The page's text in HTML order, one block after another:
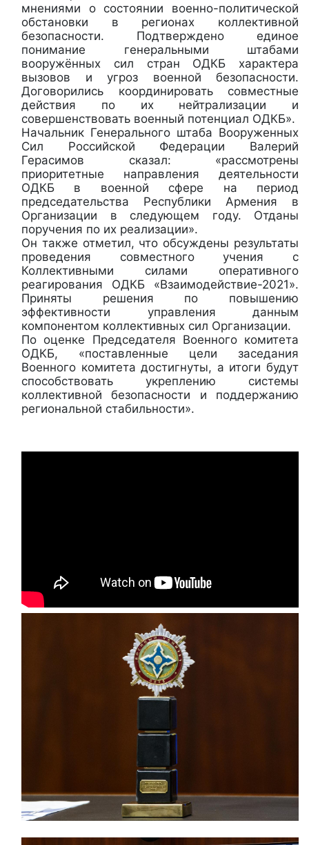
мнениями о состоянии военно-политической
обстановки в регионах коллективной
безопасности. Подтверждено единое
понимание генеральными штабами
вооружённых сил стран ОДКБ характера
вызовов и угроз военной безопасности.
Договорились координировать совместные
действия по их нейтрализации и
совершенствовать военный потенциал ОДКБ».
Начальник Генерального штаба Вооруженных
Сил Российской Федерации Валерий
Герасимов сказал: «рассмотрены
приоритетные направления деятельности
ОДКБ в военной сфере на период
председательства Республики Армения в
Организации в следующем году. Отданы
поручения по их реализации».
Он также отметил, что обсуждены результаты
проведения совместного учения с
Коллективными силами оперативного
реагирования ОДКБ «Взаимодействие-2021».
Приняты решения по повышению
эффективности управления данным
компонентом коллективных сил Организации.
По оценке Председателя Военного комитета
ОДКБ, «поставленные цели заседания
Военного комитета достигнуты, а итоги будут
способствовать укреплению системы
коллективной безопасности и поддержанию
региональной стабильности».